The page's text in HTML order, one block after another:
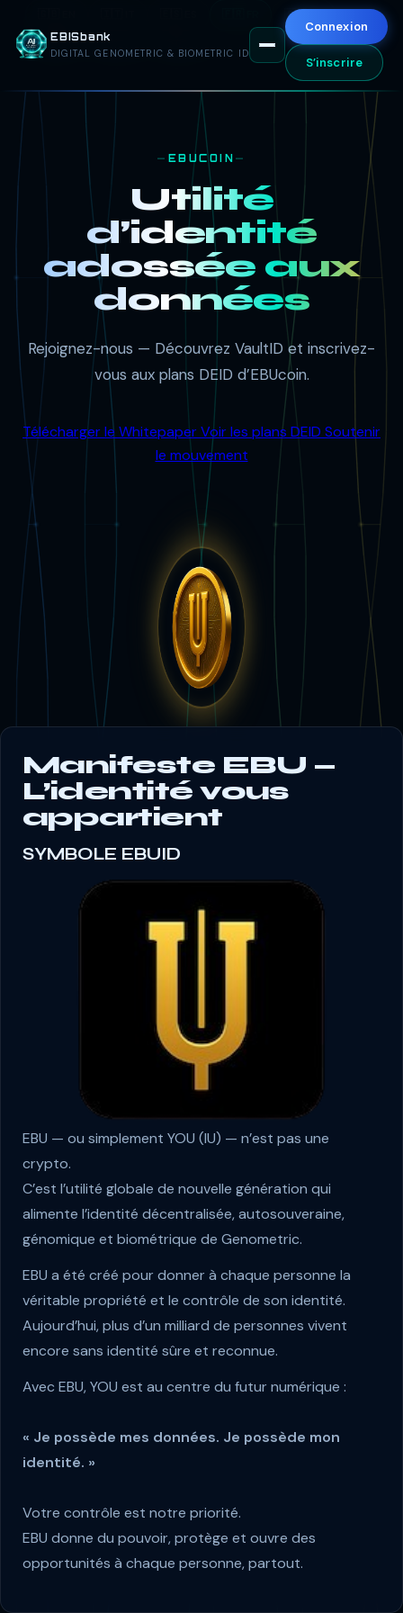
EBISbank
DIGITAL GENOMETRIC & BIOMETRIC ID
Connexion
S’inscrire
🇦🇪 AR
🇷🇺 RU 🇨🇳 ZH
EBUCOIN
Utilité
d’identité
adossée aux
données
Rejoignez-nous — Découvrez VaultID et inscrivez-
vous aux plans DEID d’EBUcoin.
Télécharger le WhitepaperVoir les plans DEID Soutenir
le mouvement
Manifeste EBU —
L’identité vous
appartient
SYMBOLE EBUID
EBU — ou simplement YOU (IU) — n’est pas une
crypto.
C’est l’utilité globale de nouvelle génération qui
alimente l’identité décentralisée, autosouveraine,
génomique et biométrique de Genometric.
EBU a été créé pour donner à chaque personne la
véritable propriété et le contrôle de son identité.
Aujourd’hui, plus d’un milliard de personnes vivent
encore sans identité sûre et reconnue.
Avec EBU, YOU est au centre du futur numérique :
« Je possède mes données. Je possède mon
identité. »
Votre contrôle est notre priorité.
EBU donne du pouvoir, protège et ouvre des
opportunités à chaque personne, partout.